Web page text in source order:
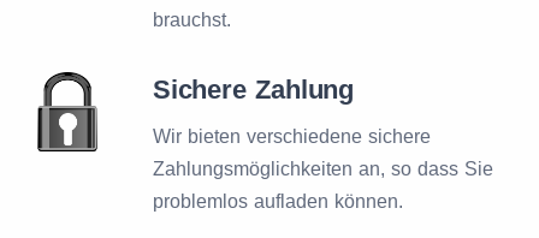
brauchst.
Sichere Zahlung
Wir bieten verschiedene sichere
Zahlungsmöglichkeiten an, so dass Sie
problemlos aufladen können.